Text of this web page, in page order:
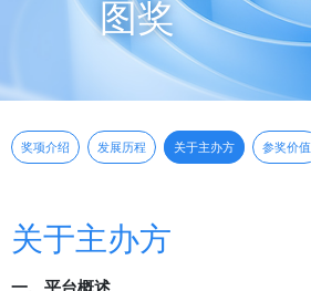
关于蓝
图奖
奖项介绍 发展历程